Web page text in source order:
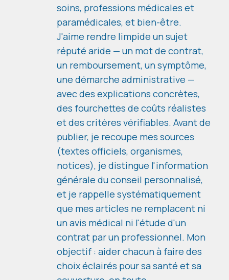
soins, professions médicales et
paramédicales, et bien-être.
J'aime rendre limpide un sujet
réputé aride — un mot de contrat,
un remboursement, un symptôme,
une démarche administrative —
avec des explications concrètes,
des fourchettes de coûts réalistes
et des critères vérifiables. Avant de
publier, je recoupe mes sources
(textes officiels, organismes,
notices), je distingue l'information
générale du conseil personnalisé,
et je rappelle systématiquement
que mes articles ne remplacent ni
un avis médical ni l'étude d'un
contrat par un professionnel. Mon
objectif : aider chacun à faire des
choix éclairés pour sa santé et sa